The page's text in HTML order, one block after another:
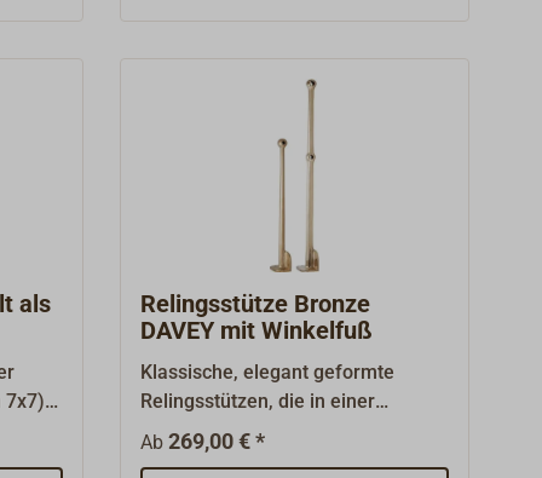
als
7x7)
Relingsstütze Bronze
DAVEY mit Winkelfuß
Klassische, elegant geformte
Relingsstützen, die in einer
englischen Gießerei nach
historischen Gussmodellen
Ab 269,00 € *